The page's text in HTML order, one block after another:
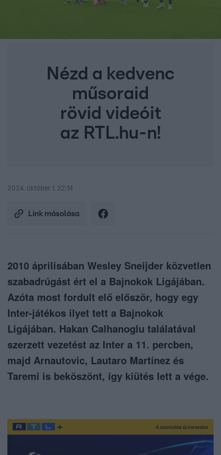
Nézd a kedvenc
műsoraid
rövid videóit
az RTL.hu-n!
2024. október 1. 22:14
Link másolása
2010 áprilisában Wesley Sneijder közvetlen
szabadrúgást ért el a Bajnokok Ligájában.
Azóta most fordult elő először, hogy egy
Inter-játékos ilyet tett a Bajnokok
Ligájában. Hakan Calhanoglu találatával
szerzett vezetést az Inter a 11. percben,
majd Arnautovic, Lautaro Martínez és
Taremi is beköszönt, így kiütés lett a vége.